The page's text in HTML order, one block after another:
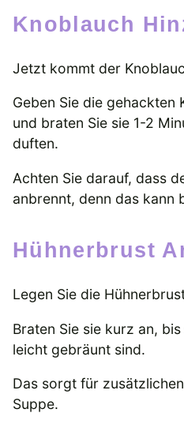
Knoblauch
Jetzt kommt der
Geben Sie die gehackten
und braten Sie sie 1-2
duften.
Achten Sie darauf, dass
anbrennt, denn das kann
Hühnerbrust
Legen Sie die
Braten Sie sie kurz an,
leicht gebräunt sind.
Das sorgt für
Suppe.